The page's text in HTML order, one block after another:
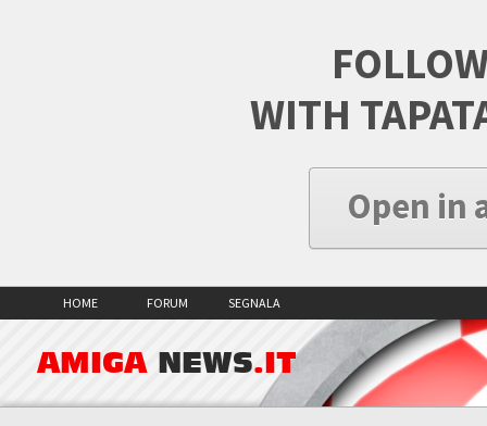
WITH
Open in
HOME FORUM SEGNALA
AMIGA NEWS.IT